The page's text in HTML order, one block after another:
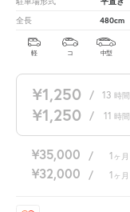
全長 480cm
軽 コ 中型
¥1,250 / 13 時間
¥1,250 / 11 時間
¥35,000 / 1 ヶ月
¥32,000 / 1 ヶ月